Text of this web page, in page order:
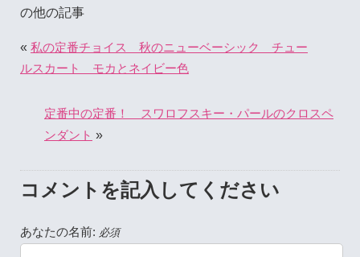
の他の記事
« 私の定番チョイス 秋のニューベーシック チュー
ルスカート モカとネイビー色
定番中の定番！ スワロフスキー・パールのクロスペ
ンダント »
コメントを記入してください
あなたの名前: 必須